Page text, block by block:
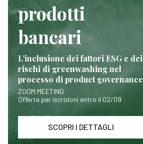
prodotti
bancari
L’inclusione dei fattori ESG e dei
rischi di greenwashing nel
processo di product governance
ZOOM MEETING
Offerte per iscrizioni entro il 02/09
SCOPRI I DETTAGLI